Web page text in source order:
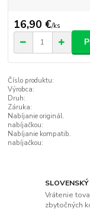
16,90 €/ks
Číslo produktu:
Výrobca:
Druh:
Záruka:
Nabíjanie originál.
nabíjačkou:
Nabíjanie kompatib.
nabíjačkou:
Vrátenie
zbytočných